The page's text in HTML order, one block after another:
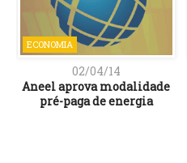
ECONOMIA
02/04/14
Aneel aprova modalidade
pré-paga de energia